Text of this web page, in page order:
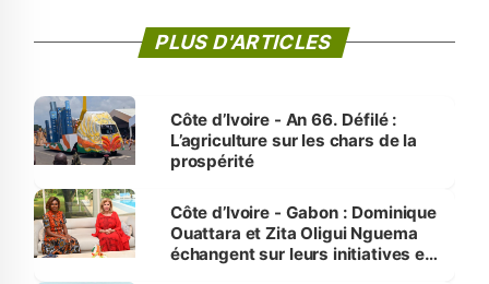
PLUS D'ARTICLES
Côte d’Ivoire - An 66. Défilé :
L’agriculture sur les chars de la
prospérité
Côte d’Ivoire - Gabon : Dominique
Ouattara et Zita Oligui Nguema
échangent sur leurs initiatives en